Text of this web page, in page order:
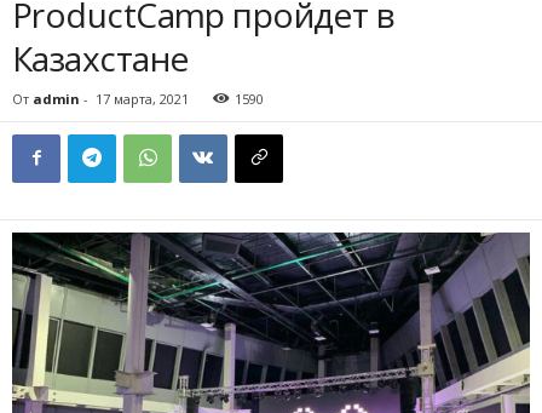
ProductCamp пройдет в
Казахстане
От admin - 17 марта, 2021 1590